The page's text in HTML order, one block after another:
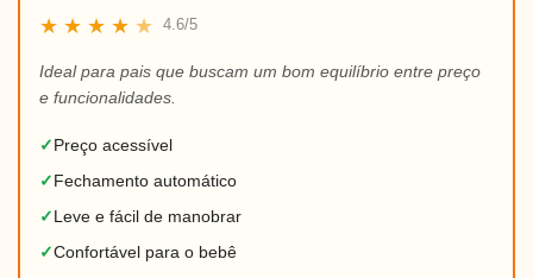
★ ★ ★ ★ ★ 4.6/5
Ideal para pais que buscam um bom equilíbrio entre preço
e funcionalidades.
✓ Preço acessível
✓ Fechamento automático
✓ Leve e fácil de manobrar
✓Confortável para o bebê